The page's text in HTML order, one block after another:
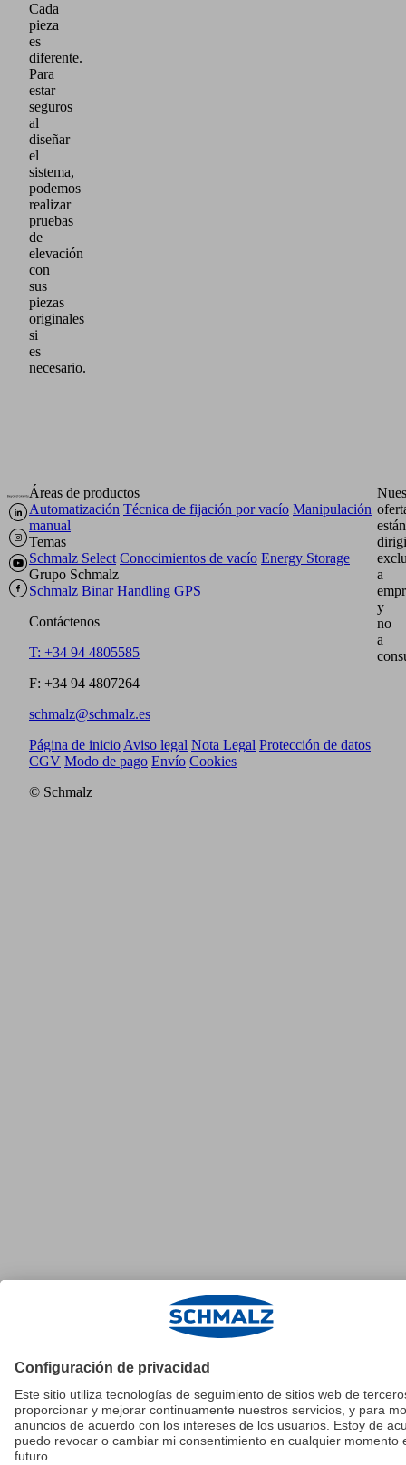
Cada
pieza
es
diferente.
Para
estar
seguros
al
diseñar
el
sistema,
podemos
realizar
pruebas
de
elevación
con
sus
piezas
originales
si
es
necesario.
Áreas de productos
Automatización Técnica de fijación por vacío Manipulación
manual
Temas
Schmalz Select Conocimientos de vacío Energy Storage
Grupo Schmalz
Schmalz Binar Handling GPS
Contáctenos
T: +34 94 4805585
F: +34 94 4807264
schmalz@schmalz.es
están
a
y
no
a
Página de inicio Aviso legal Nota Legal Protección de datos
CGV Modo de pago Envío Cookies
© Schmalz